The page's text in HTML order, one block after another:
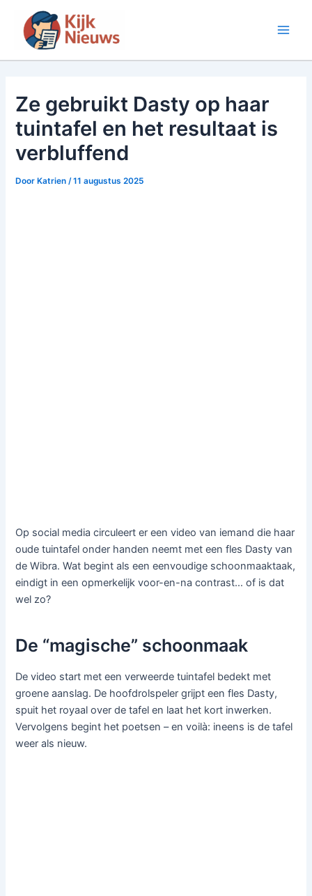
inhoud
Ze gebruikt Dasty op haar
tuintafel en het resultaat is
verbluffend
Door Katrien/11 augustus 2025
Op social media circuleert er een video van iemand die haar
oude tuintafel onder handen neemt met een fles Dasty van
de Wibra. Wat begint als een eenvoudige schoonmaaktaak,
eindigt in een opmerkelijk voor-en-na contrast… of is dat
wel zo?
De “magische” schoonmaak
De video start met een verweerde tuintafel bedekt met
groene aanslag. De hoofdrolspeler grijpt een fles Dasty,
spuit het royaal over de tafel en laat het kort inwerken.
Vervolgens begint het poetsen – en voilà: ineens is de tafel
weer als nieuw.